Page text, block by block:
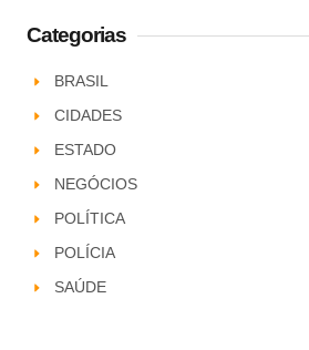
Categorias
BRASIL
CIDADES
ESTADO
NEGÓCIOS
POLÍTICA
POLÍCIA
SAÚDE